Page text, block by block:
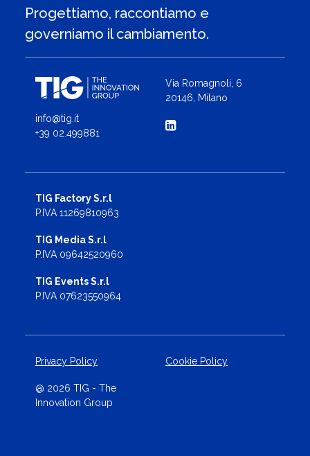
Progettiamo, raccontiamo e
governiamo il cambiamento.
info@tig.it
+39 02.499881
Via Romagnoli, 6
20146, Milano
TIG Factory S.r.l
P.IVA 11269810963
TIG Media S.r.l
P.IVA 09642520960
TIG Events S.r.l
P.IVA 07623550964
Privacy Policy Cookie Policy
@ 2026 TIG - The
Innovation Group